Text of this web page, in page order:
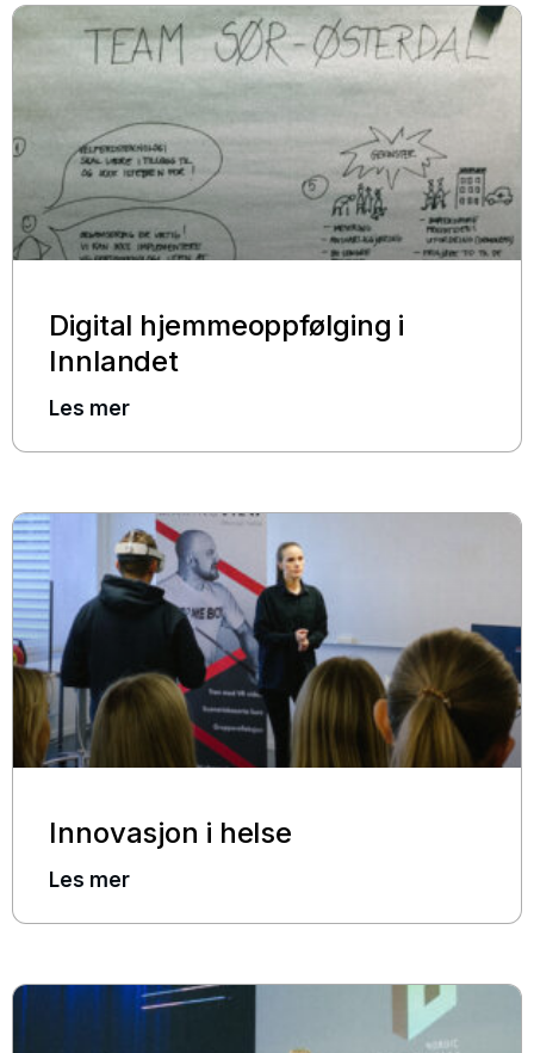
Digital hjemmeoppfølging i
Innlandet
Les mer
Innovasjon i helse
Les mer